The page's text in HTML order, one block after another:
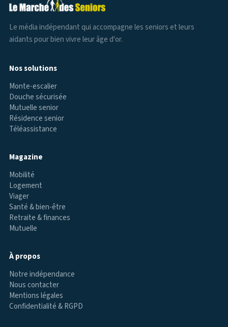
Le média indépendant qui accompagne les seniors et leurs
aidants pour bien vivre leur âge d'or.
Nos solutions
Monte-escalier
Douche sécurisée
Mutuelle senior
Résidence senior
Téléassistance
Magazine
Mobilité
Logement
Viager
Santé & bien-être
Retraite & finances
Mutuelle
À propos
Notre indépendance
Nous contacter
Mentions légales
Confidentialité & RGPD